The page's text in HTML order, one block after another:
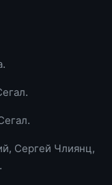
Сергей Члиянц,